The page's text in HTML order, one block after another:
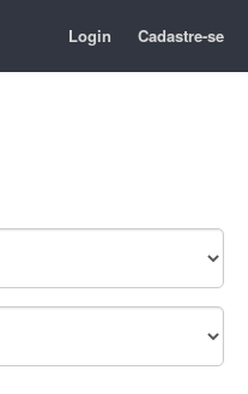
Login Cadastre-se